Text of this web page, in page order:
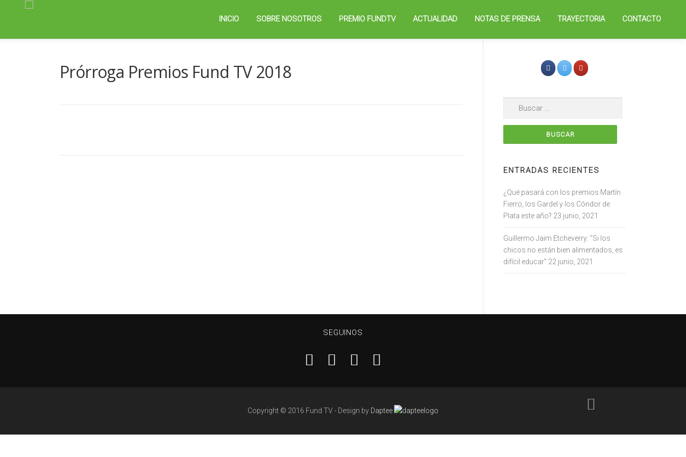
INICIO SOBRE NOSOTROS PREMIO FUNDTV ACTUALIDAD NOTAS DE PRENSA TRAYECTORIA CONTACTO
Prórroga Premios Fund TV 2018
ENTRADAS RECIENTES
¿Qué pasará con los premios Martín
Fierro, los Gardel y los Cóndor de
Plata este año? 23 junio, 2021
Guillermo Jaim Etcheverry: “Si los
chicos no están bien alimentados, es
difícil educar” 22 junio, 2021
SEGUINOS
Copyright © 2016 Fund TV - Design by Daptee